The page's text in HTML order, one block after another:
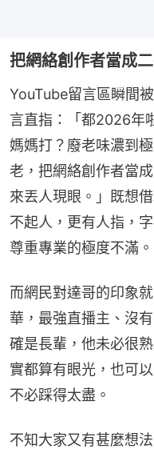
把網絡創作者當成
YouTube留言區瞬間
言直指：「都2026年
媽媽打？廢老味濃到
老，把網絡創作者當
來丟人現眼。」既想
不起人，更有人指，
尊重專業的極度不滿。
而網民對達哥的印象
華，最強直播主、沒
確是長輩，他未必很
實都算有眼光，也可
不必踩得太盡。
不知大家又有甚麼想法